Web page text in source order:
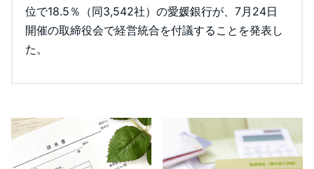
位で18.5％（同3,542社）の愛媛銀行が、7月24日
開催の取締役会で経営統合を付議することを発表し
た。